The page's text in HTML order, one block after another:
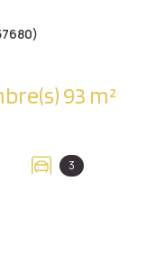
Maison 5 pièce(s) 3 chambre(s) 93 m²
3